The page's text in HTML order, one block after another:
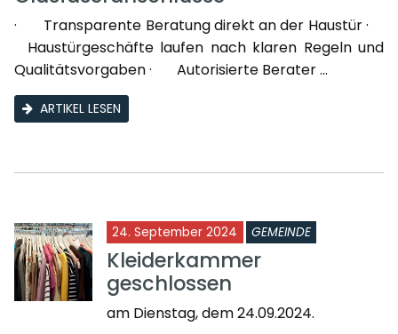
· Transparente Beratung direkt an der Haustür ·
Haustürgeschäfte laufen nach klaren Regeln und
Qualitätsvorgaben · Autorisierte Berater ...
ARTIKEL LESEN
24. September 2024 GEMEINDE
Kleiderkammer
geschlossen
am Dienstag, dem 24.09.2024.